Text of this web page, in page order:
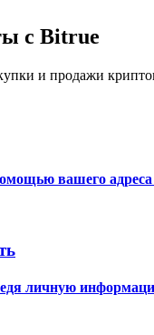
и комиссиями за
информацию
с Bitrue
и продажи
вашего
личную